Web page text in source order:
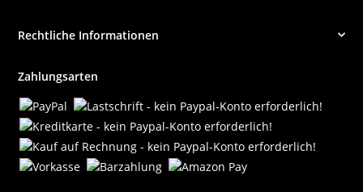
Rechtliche Informationen
Zahlungsarten